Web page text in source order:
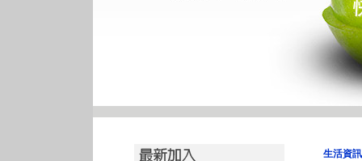
生活資訊